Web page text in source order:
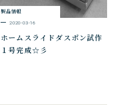
製品情報
2020-03-16
ホームスライドダスポン試作
１号完成☆彡